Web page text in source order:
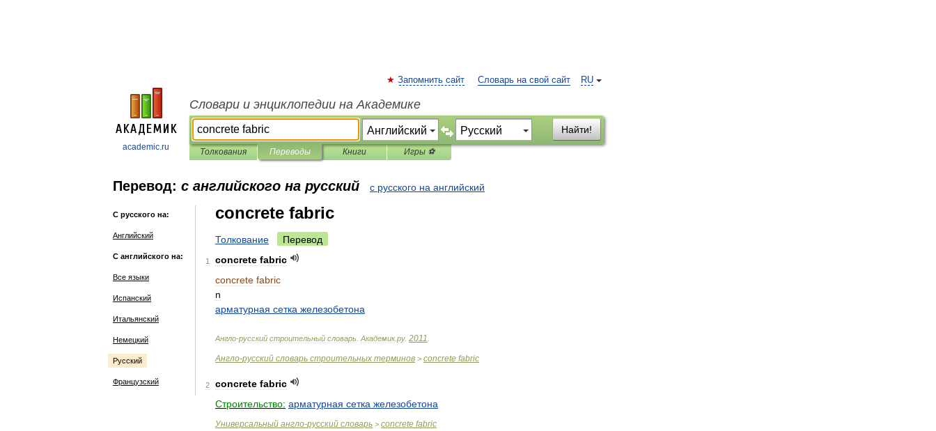
academic.ru
RU
Запомнить сайт Словарь на свой сайт
Словари и энциклопедии на Академике
Найти!
Толкования Переводы Книги Игры ⚽
Перевод: с английского на русский с русского на английский
С русского на:
Английский
С английского на:
Все языки
Испанский
Итальянский
Немецкий
Русский
Французский
concrete fabric
Толкование Перевод
1 concrete fabric
concrete fabric
n
арматурная сетка железобетона
Англо-русский строительный словарь Академик.ру. 2011
Англо-русский словарь строительных терминов > concrete fabric
2 concrete fabric
Строительство: арматурная сетка железобетона
Универсальный англо-русский словарь > concrete fabric